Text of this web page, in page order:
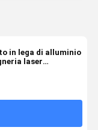
in lega di alluminio
laser